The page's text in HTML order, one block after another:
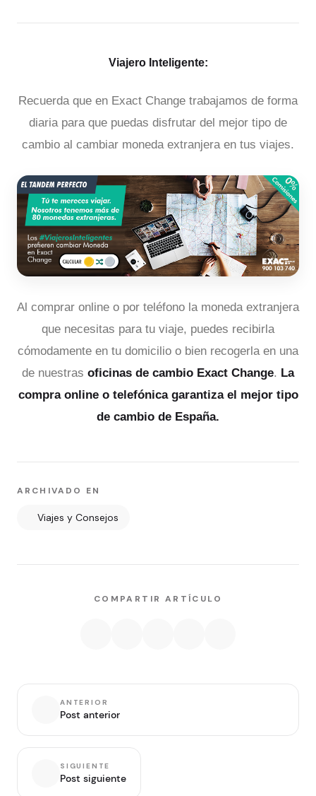
Viajero Inteligente:
Recuerda que en Exact Change trabajamos de forma
diaria para que puedas disfrutar del mejor tipo de
cambio al cambiar moneda extranjera en tus viajes.
Al comprar online o por teléfono la moneda extranjera
que necesitas para tu viaje, puedes recibirla
cómodamente en tu domicilio o bien recogerla en una
de nuestras oficinas de cambio Exact Change. La
compra online o telefónica garantiza el mejor tipo
de cambio de España.
ARCHIVADO EN
Viajes y Consejos
COMPARTIR ARTÍCULO
ANTERIOR
Post anterior
SIGUIENTE
Post siguiente